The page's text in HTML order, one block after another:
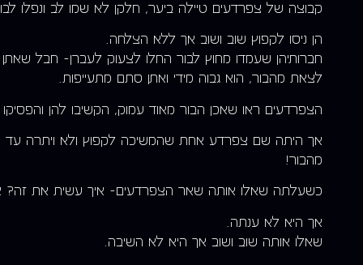
קבוצה של צפרדעים טיילה ביער, חלקן לא שמו לב ונפלו
הן ניסו לקפוץ שוב ושוב אך ללא הצלחה.
חברותיהן שעמדו מחוץ לבור החלו לצעוק לעברן- חבל
לצאת מהבור, הוא גבוה מידי ואתן סתם מתעייפות.
הצפרדעים ראו שאכן הבור מאוד עמוק, הקשיבו להן
אך היתה שם צפרדע אחת שהמשיכה לקפוץ ולא ויתרה
מהבור!
כשעלתה שאלו אותה שאר הצפרדעים- איך עשית את זה?
אך היא לא ענתה.
שאלו אותה שוב ושוב אך היא לא השיבה.